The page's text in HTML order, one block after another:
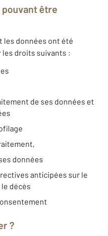
pouvant être
les données ont été
les droits suivants :
de ses données et
données
anticipées sur le
décès
?